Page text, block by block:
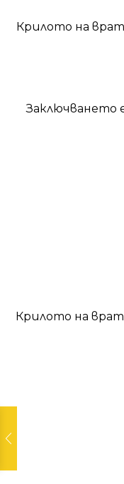
Крилото на
Заключването
Крилото на